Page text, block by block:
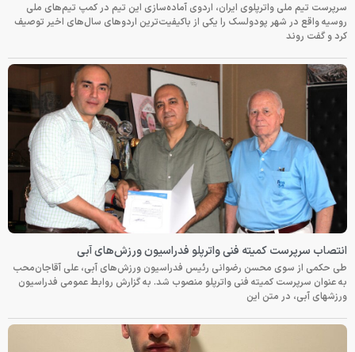
سرپرست تیم ملی واترپلوی ایران، اردوی آماده‌سازی این تیم در کمپ تیم‌های ملی
روسیه واقع در شهر پودولسک را یکی از باکیفیت‌ترین اردوهای سال‌های اخیر توصیف
کرد و گفت روند
انتصاب سرپرست کمیته فنی واترپلو فدراسیون ورزش‌های آبی
طی حکمی از سوی محسن رضوانی رئیس فدراسیون ورزش‌های آبی، علی آقاجان‌محب
به عنوان سرپرست کمیته فنی واترپلو منصوب شد. به گزارش روابط عمومی فدراسیون
ورزشهای آبی، در متن این